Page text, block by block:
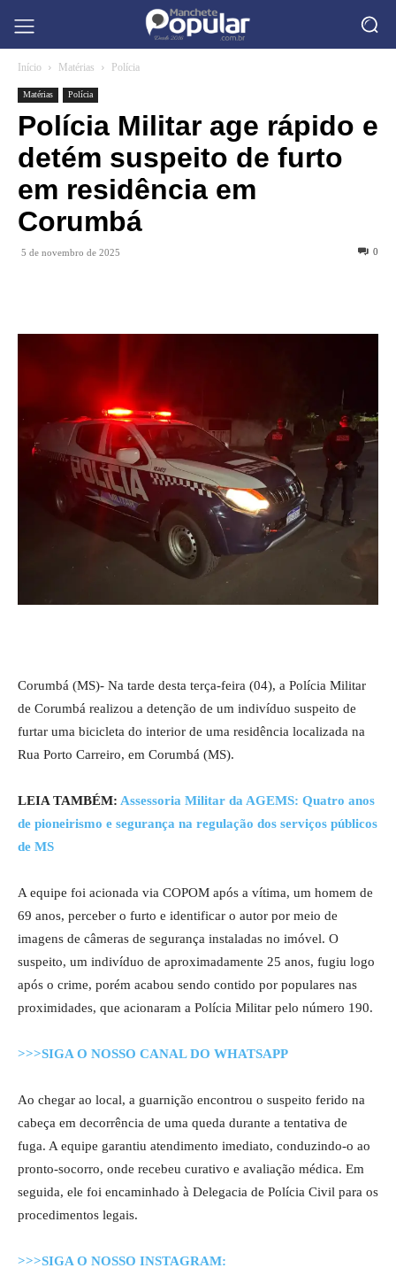
Início Matérias Polícia
Matérias Polícia
Polícia Militar age rápido e
detém suspeito de furto
em residência em
Corumbá
5 de novembro de 2025 0
Corumbá (MS)- Na tarde desta terça-feira (04), a Polícia Militar
de Corumbá realizou a detenção de um indivíduo suspeito de
furtar uma bicicleta do interior de uma residência localizada na
Rua Porto Carreiro, em Corumbá (MS).
LEIA TAMBÉM: Assessoria Militar da AGEMS: Quatro anos
de pioneirismo e segurança na regulação dos serviços públicos
de MS
A equipe foi acionada via COPOM após a vítima, um homem de
69 anos, perceber o furto e identificar o autor por meio de
imagens de câmeras de segurança instaladas no imóvel. O
suspeito, um indivíduo de aproximadamente 25 anos, fugiu logo
após o crime, porém acabou sendo contido por populares nas
proximidades, que acionaram a Polícia Militar pelo número 190.
>>>SIGA O NOSSO CANAL DO WHATSAPP
Ao chegar ao local, a guarnição encontrou o suspeito ferido na
cabeça em decorrência de uma queda durante a tentativa de
fuga. A equipe garantiu atendimento imediato, conduzindo-o ao
pronto-socorro, onde recebeu curativo e avaliação médica. Em
seguida, ele foi encaminhado à Delegacia de Polícia Civil para os
procedimentos legais.
>>>SIGA O NOSSO INSTAGRAM: